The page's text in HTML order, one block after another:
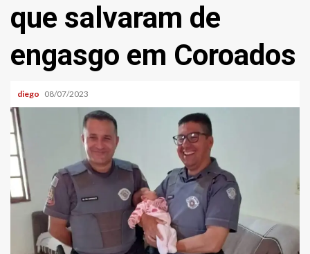
que salvaram de
engasgo em Coroados
diego 08/07/2023